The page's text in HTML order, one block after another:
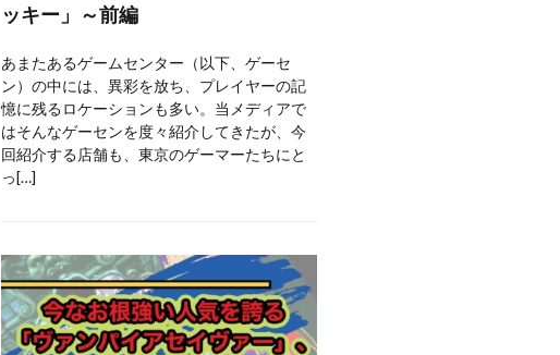
ッキー」～前編
あまたあるゲームセンター（以下、ゲーセ
ン）の中には、異彩を放ち、プレイヤーの記
憶に残るロケーションも多い。当メディアで
はそんなゲーセンを度々紹介してきたが、今
回紹介する店舗も、東京のゲーマーたちにと
っ[…]